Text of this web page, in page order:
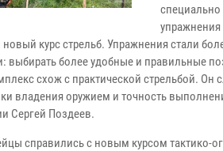
упражнения
курс стрельб. Упражнения стали
выбирать более удобные и правильные
схож с практической стрельбой. Он
владения оружием и точность
Сергей Поздеев.
справились с новым курсом тактико-